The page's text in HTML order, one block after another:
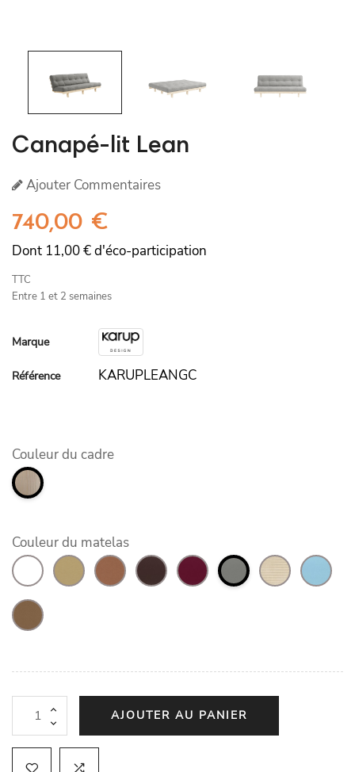
Canapé-lit Lean
Ajouter Commentaires
740,00 €
Dont 11,00 € d'éco-participation
TTC
Entre 1 et 2 semaines
Marque
Référence KARUPLEANGC
Couleur du cadre
Couleur du matelas
AJOUTER AU PANIER